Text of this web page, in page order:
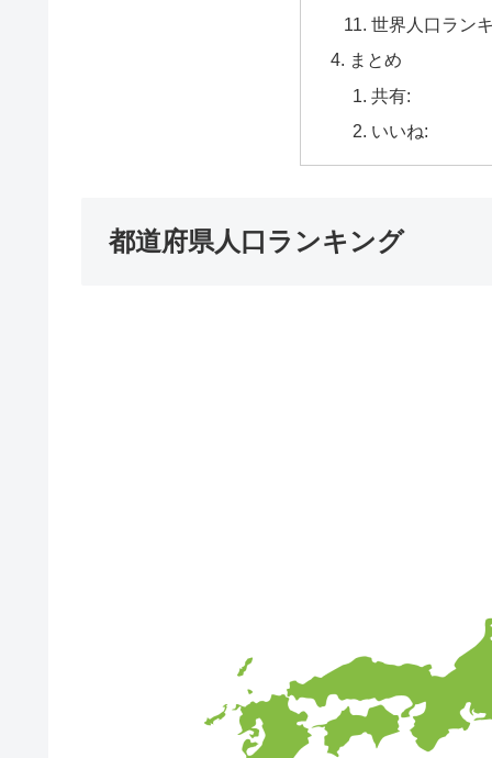
世界人口ラン
まとめ
共有:
いいね:
都道府県人口ランキング